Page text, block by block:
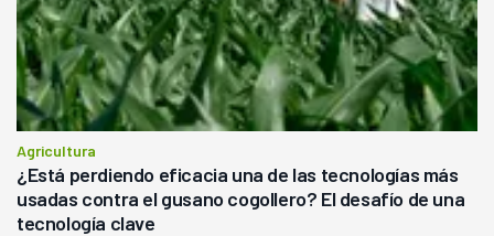
Agricultura
¿Está perdiendo eficacia una de las tecnologías más
usadas contra el gusano cogollero? El desafío de una
tecnología clave